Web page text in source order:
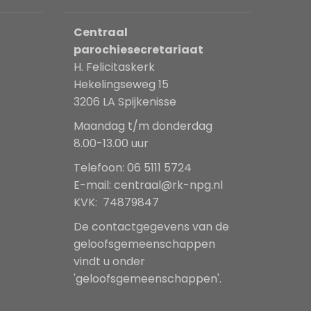
Centraal
parochiesecretariaat
H. Felicitaskerk
Hekelingseweg 15
3206 LA Spijkenisse
Maandag t/m donderdag
8.00-13.00 uur
Telefoon: 06 5111 5724
E-mail: centraal@rk-npg.nl
KVK: 74879847
De contactgegevens van de
geloofsgemeenschappen
vindt u onder
'geloofsgemeenschappen'.